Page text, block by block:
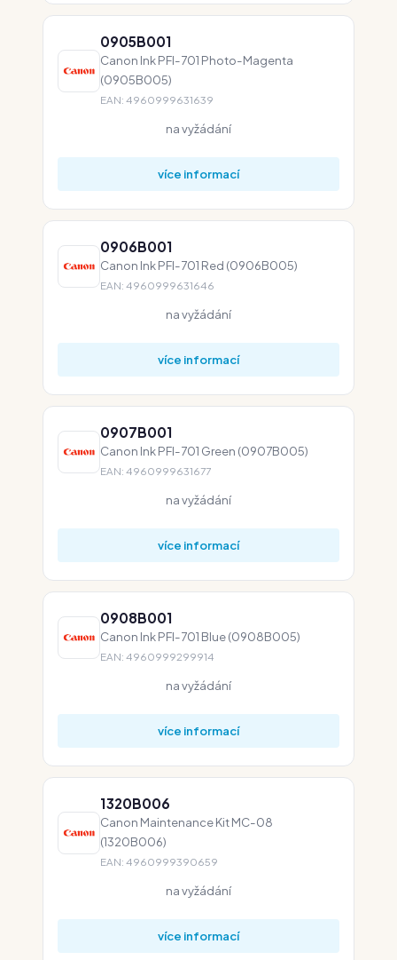
0905B001
Canon Ink PFI-701 Photo-Magenta
(0905B005)
EAN: 4960999631639
na vyžádání
více informací
0906B001
Canon Ink PFI-701 Red (0906B005)
EAN: 4960999631646
na vyžádání
více informací
0907B001
Canon Ink PFI-701 Green (0907B005)
EAN: 4960999631677
na vyžádání
více informací
0908B001
Canon Ink PFI-701 Blue (0908B005)
EAN: 4960999299914
na vyžádání
více informací
1320B006
Canon Maintenance Kit MC-08
(1320B006)
EAN: 4960999390659
na vyžádání
více informací